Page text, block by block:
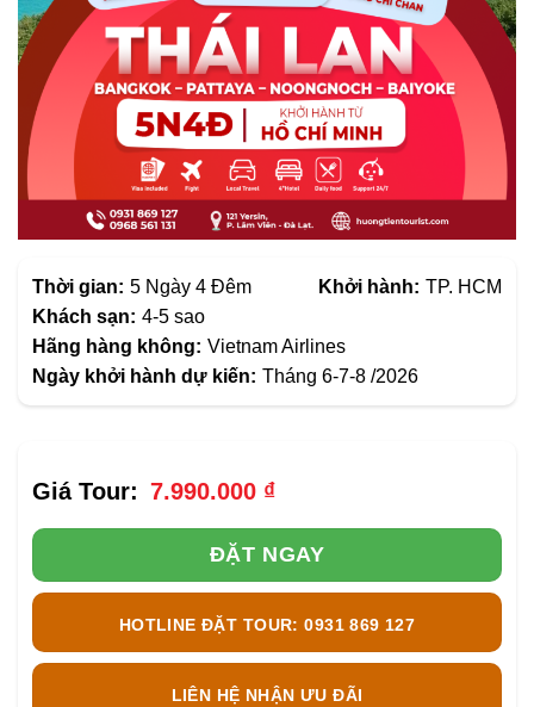
Thời gian: 5 Ngày 4 Đêm Khởi hành: TP. HCM
Khách sạn: 4-5 sao
Hãng hàng không: Vietnam Airlines
Ngày khởi hành dự kiến: Tháng 6-7-8 /2026
7.990.000 ₫
ĐẶT NGAY
HOTLINE ĐẶT TOUR: 0931 869 127
LIÊN HỆ NHẬN ƯU ĐÃI